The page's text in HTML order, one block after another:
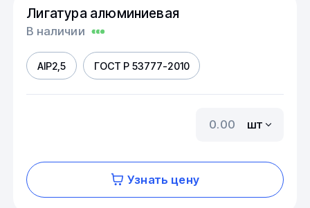
Лигатура алюминиевая
В наличии
AIP2,5 ГОСТ Р 53777-2010
шт
Узнать цену